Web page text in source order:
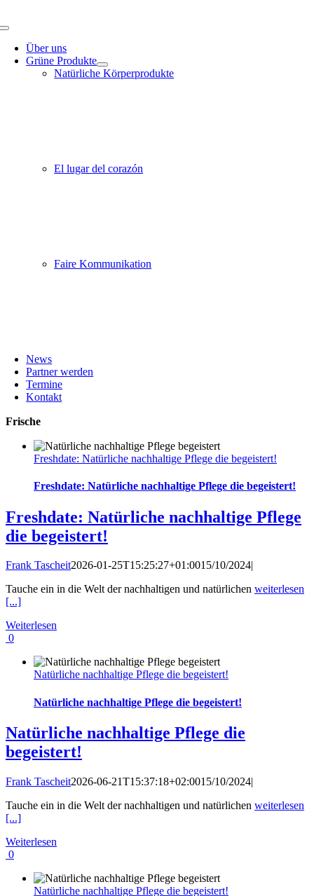
Inhalt
Toggle
NavigationÜber uns
Grüne Produkte
Natürliche Körperprodukte
El lugar del corazón
Faire Kommunikation
News
Partner werden
Termine
Kontakt
Frische
Freshdate: Natürliche nachhaltige Pflege die begeistert!
Freshdate: Natürliche nachhaltige Pflege die begeistert!
Freshdate: Natürliche nachhaltige Pflege
die begeistert!
Frank Tascheit2026-01-25T15:25:27+01:0015/10/2024|
Tauche ein in die Welt der nachhaltigen und natürlichen weiterlesen
[...]
Weiterlesen
0
Natürliche nachhaltige Pflege die begeistert!
Natürliche nachhaltige Pflege die begeistert!
Natürliche nachhaltige Pflege die
begeistert!
Frank Tascheit2026-06-21T15:37:18+02:0015/10/2024|
Tauche ein in die Welt der nachhaltigen und natürlichen weiterlesen
[...]
Weiterlesen
0
Natürliche nachhaltige Pflege die begeistert!